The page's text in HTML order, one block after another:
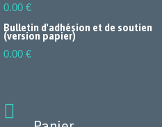
0.00 €
Bulletin d'adhésion et de soutien
(version papier)
0.00 €
